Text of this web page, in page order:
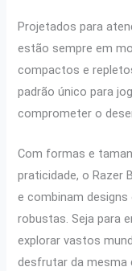
p
k
Projetados para
estão sempre em
compactos e
padrão único para
comprometer o
Com formas e
praticidade, o Razer
e combinam
robustas. Seja para
explorar vastos
desfrutar da mesma